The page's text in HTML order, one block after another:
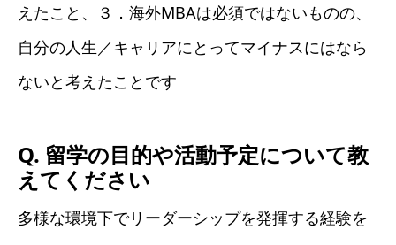
えたこと、３．海外MBAは必須ではないものの、
自分の人生／キャリアにとってマイナスにはなら
ないと考えたことです
Q. 留学の目的や活動予定について教
えてください
多様な環境下でリーダーシップを発揮する経験を